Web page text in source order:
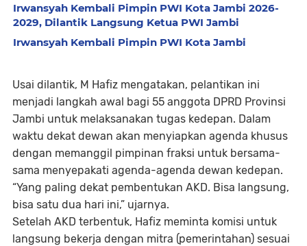
Irwansyah Kembali Pimpin PWI Kota Jambi 2026-
2029, Dilantik Langsung Ketua PWI Jambi
Irwansyah Kembali Pimpin PWI Kota Jambi
Usai dilantik, M Hafiz mengatakan, pelantikan ini
menjadi langkah awal bagi 55 anggota DPRD Provinsi
Jambi untuk melaksanakan tugas kedepan. Dalam
waktu dekat dewan akan menyiapkan agenda khusus
dengan memanggil pimpinan fraksi untuk bersama-
sama menyepakati agenda-agenda dewan kedepan.
“Yang paling dekat pembentukan AKD. Bisa langsung,
bisa satu dua hari ini,” ujarnya.
Setelah AKD terbentuk, Hafiz meminta komisi untuk
langsung bekerja dengan mitra (pemerintahan) sesuai